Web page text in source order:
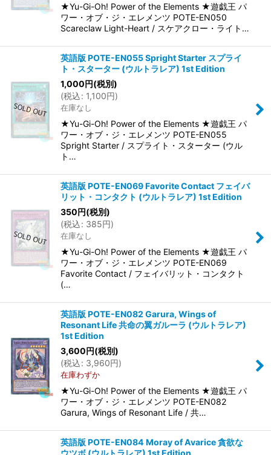
★Yu-Gi-Oh! Power of the Elements ★遊戯王 パ
ワー・オブ・ジ・エレメンツ POTE-EN050
Scareclaw Light-Heart / スケアクロー・ライト…
英語版 POTE-EN055 Spright Starter スプライ
ト・スターター (ウルトラレア) 1st Edition
1,000円(税別)
(税込: 1,100円)
在庫なし
★Yu-Gi-Oh! Power of the Elements ★遊戯王 パ
ワー・オブ・ジ・エレメンツ POTE-EN055
Spright Starter / スプライト・スターター (ウル
ト…
英語版 POTE-EN069 Favorite Contact フェイバ
リット・コンタクト (ウルトラレア) 1st Edition
350円(税別)
(税込: 385円)
在庫なし
★Yu-Gi-Oh! Power of the Elements ★遊戯王 パ
ワー・オブ・ジ・エレメンツ POTE-EN069
Favorite Contact / フェイバリット・コンタクト
(…
英語版 POTE-EN082 Garura, Wings of
Resonant Life 共命の翼ガルーラ (ウルトラレア)
1st Edition
3,600円(税別)
(税込: 3,960円)
在庫わずか
★Yu-Gi-Oh! Power of the Elements ★遊戯王 パ
ワー・オブ・ジ・エレメンツ POTE-EN082
Garura, Wings of Resonant Life / 共…
英語版 POTE-EN084 Moray of Avarice 貪欲な
ウツボ (ウルトラレア) 1st Edition